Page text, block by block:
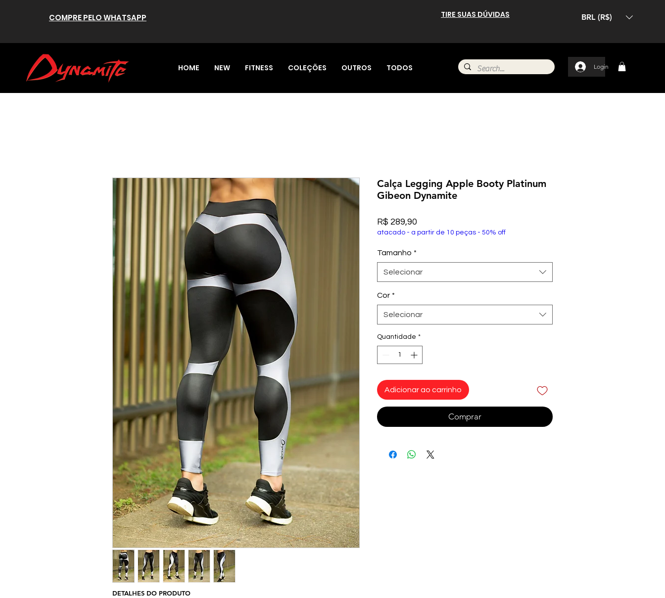
COMPRE PELO WHATSAPP TIRE SUAS DÚVIDAS BRL (R$)
HOME NEW FITNESS COLEÇÕES OUTROS TODOS Login
DETALHES DO PRODUTO
Calça Legging Apple Booty Platinum
Gibeon Dynamite
R$ 289,90
atacado - a partir de 10 peças - 50% off
Tamanho *
Selecionar
Cor *
Selecionar
Quantidade *
Adicionar ao carrinho
Comprar